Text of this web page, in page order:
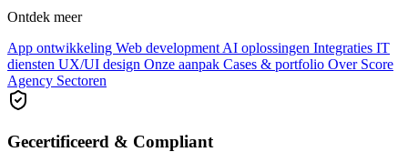
Ontdek meer
App ontwikkeling Web development AI oplossingen Integraties IT
diensten UX/UI design Onze aanpak Cases & portfolio Over Score
Agency Sectoren
Gecertificeerd & Compliant